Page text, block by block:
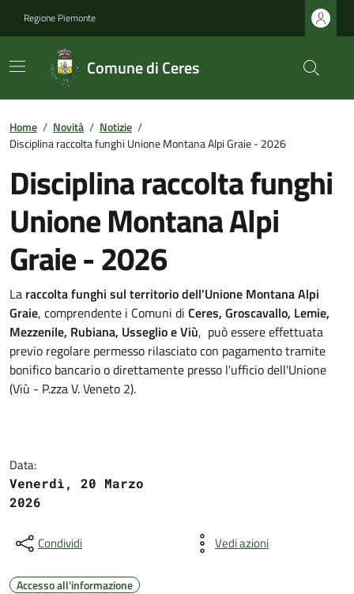
Regione Piemonte
Comune di Ceres
Home / Novità / Notizie /
Disciplina raccolta funghi Unione Montana Alpi Graie - 2026
Disciplina raccolta funghi
Unione Montana Alpi
Graie - 2026
La raccolta funghi sul territorio dell'Unione Montana Alpi
Graie, comprendente i Comuni di Ceres, Groscavallo, Lemie,
Mezzenile, Rubiana, Usseglio e Viù, può essere effettuata
previo regolare permesso rilasciato con pagamento tramite
bonifico bancario o direttamente presso l'ufficio dell'Unione
(Viù - P.zza V. Veneto 2).
Data:
Venerdì, 20 Marzo
2026
Condividi Vedi azioni
Accesso all'informazione